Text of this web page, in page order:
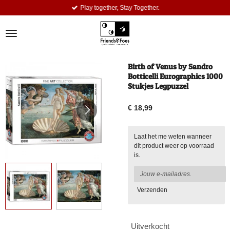
de
Play together, Stay Together.
Birth of Venus by Sandro
Botticelli Eurographics 1000
Stukjes Legpuzzel
€ 18,99
Laat het me weten wanneer
dit product weer op voorraad
is.
Verzenden
Uitverkocht